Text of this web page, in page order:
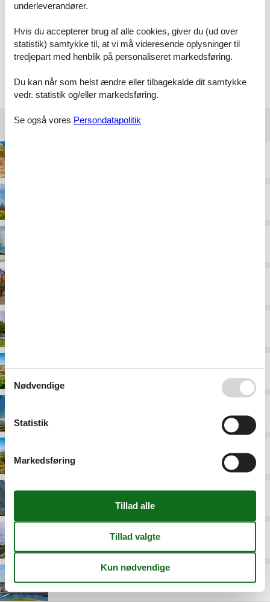
Vi har igen booket ved Feline alt var som forventet.
Vælg mellem 23.199 sommerhuse
Destinationer under Danmark
Limfjorden
Midtjylland
Sjælland
underleverandører.
Hvis du accepterer brug af alle cookies, giver du (ud over
statistik) samtykke til, at vi må videresende oplysninger til
tredjepart med henblik på personaliseret markedsføring.
Du kan når som helst ændre eller tilbagekalde dit samtykke
vedr. statistik og/eller markedsføring.
Se også vores Persondatapolitik
Nødvendige
Statistik
Markedsføring